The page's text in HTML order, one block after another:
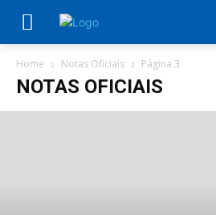
Home Notas Oficiais Página 3
NOTAS OFICIAIS